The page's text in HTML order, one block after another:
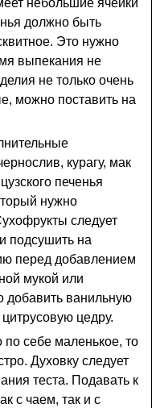
небольшие ячейки
должно быть
Это нужно
выпекания не
не только очень
можно поставить на
курагу, мак
печенья
нужно
следует
подсушить на
перед добавлением
мукой или
ванильную
цедру.
себе маленькое, то
Духовку следует
теста. Подавать к
с чаем, так и с